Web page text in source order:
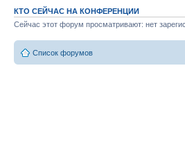
КТО СЕЙЧАС НА КОНФЕРЕНЦИИ
Сейчас этот форум просматривают: нет
Список форумов